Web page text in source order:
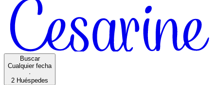
Buscar
Cualquier fecha
·
2 Huéspedes